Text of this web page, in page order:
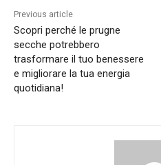
Previous article
Scopri perché le prugne
secche potrebbero
trasformare il tuo benessere
e migliorare la tua energia
quotidiana!